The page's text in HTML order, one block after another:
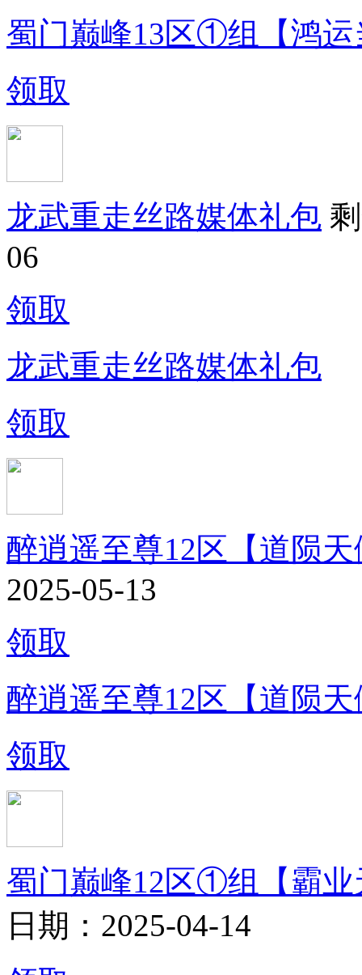
蜀门巅峰13区①组【鸿运
领取
龙武重走丝路媒体礼包
06
领取
龙武重走丝路媒体礼包
领取
醉逍遥至尊12区【道陨
2025-05-13
领取
醉逍遥至尊12区【道陨
领取
蜀门巅峰12区①组【霸业
日期：2025-04-14